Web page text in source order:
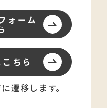
ォーム
ちら
遷移します。